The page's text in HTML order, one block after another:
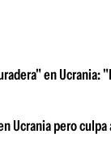
en Ucrania:
Ucrania pero